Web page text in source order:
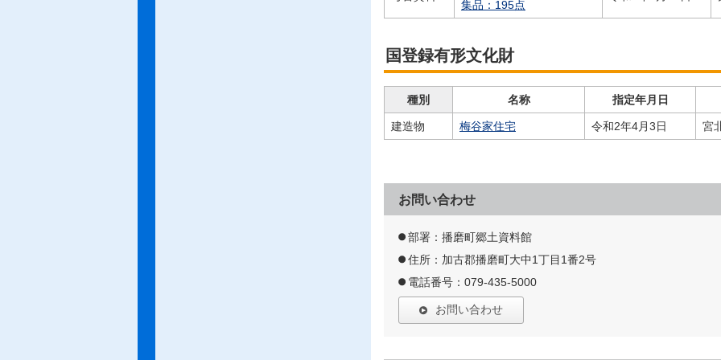
集品：195点
国登録有形文化財
種別 名称 指定年月日
建造物 梅谷家住宅 令和2年4月3日 宮
お問い合わせ
部署：播磨町郷土資料館
住所：加古郡播磨町大中1丁目1番2号
電話番号：079-435-5000
お問い合わせ